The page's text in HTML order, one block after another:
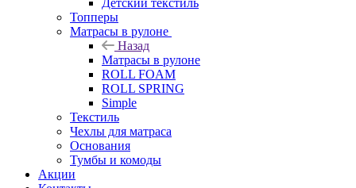
Детский текстиль
Топперы
Матрасы в рулоне
Назад
Матрасы в рулоне
ROLL FOAM
ROLL SPRING
Simple
Текстиль
Чехлы для матраса
Основания
Тумбы и комоды
Акции